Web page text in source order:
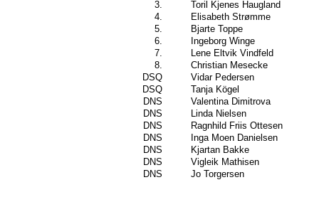
3.
Toril Kjenes Haugland
4.
Elisabeth Strømme
5.
Bjarte Toppe
6.
Ingeborg Winge
7.
Lene Eltvik Vindfeld
8.
Christian Mesecke
DSQ
Vidar Pedersen
DSQ
Tanja Kögel
DNS
Valentina Dimitrova
DNS
Linda Nielsen
DNS
Ragnhild Friis Ottesen
DNS
Inga Moen Danielsen
DNS
Kjartan Bakke
DNS
Vigleik Mathisen
DNS
Jo Torgersen